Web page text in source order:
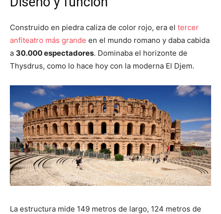
Construido en piedra caliza de color rojo, era el tercer
anfiteatro más grande en el mundo romano y daba cabida
a 30.000 espectadores. Dominaba el horizonte de
Thysdrus, como lo hace hoy con la moderna El Djem.
La estructura mide 149 metros de largo, 124 metros de